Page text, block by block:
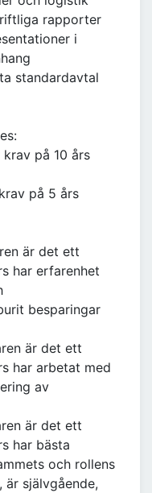
rapporter
i
standardavtal
på 10 års
på 5 års
är det ett
har erfarenhet
besparingar
är det ett
har arbetat med
av
är det ett
har bästa
och rollens
självgående,